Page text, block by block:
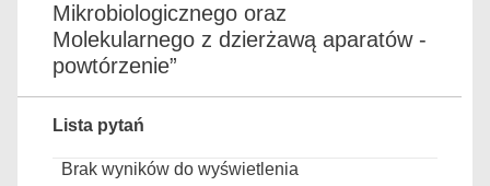
Mikrobiologicznego oraz
Molekularnego z dzierżawą aparatów -
powtórzenie”
Lista pytań
Brak wyników do wyświetlenia